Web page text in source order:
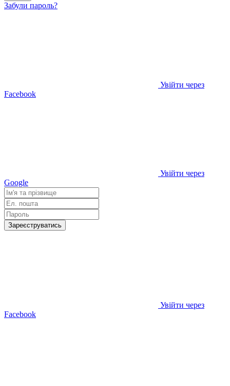
Забули пароль?
Увійти через
Facebook
Увійти через
Google
Зареєструватись
Увійти через
Facebook